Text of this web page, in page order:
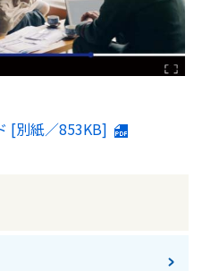
[別紙／853KB]